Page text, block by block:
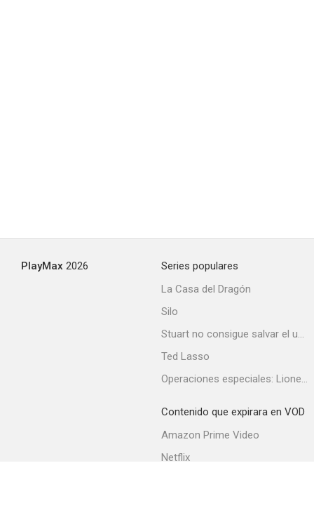
PlayMax 2026
Series populares
La Casa del Dragón
Silo
Stuart no consigue salvar el universo
Ted Lasso
Operaciones especiales: Lioness
Contenido que expirara en VOD
Amazon Prime Video
Netflix